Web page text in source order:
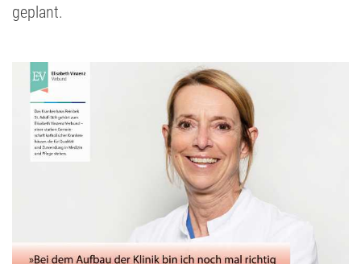
geplant.